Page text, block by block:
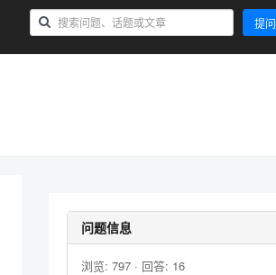
提问
问题信息
浏览: 797 · 回答: 16